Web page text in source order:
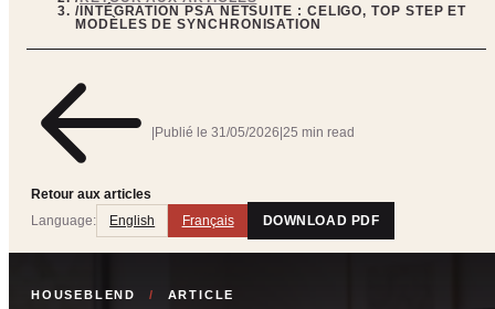
/INTÉGRATION PSA NETSUITE : CELIGO, TOP STEP ET
MODÈLES DE SYNCHRONISATION
Retour aux articles
Publié le 31/05/2026 25 min read
Language: English Français DOWNLOAD PDF
HOUSEBLEND / ARTICLE